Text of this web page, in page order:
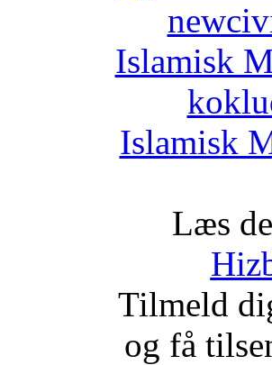
Islamisk
Islamisk
Læs
Tilmeld
og få